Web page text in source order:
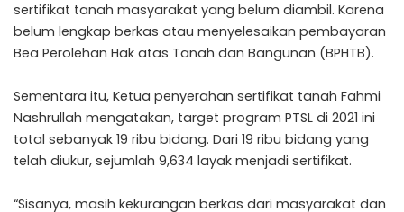
sertifikat tanah masyarakat yang belum diambil. Karena
belum lengkap berkas atau menyelesaikan pembayaran
Bea Perolehan Hak atas Tanah dan Bangunan (BPHTB).
Sementara itu, Ketua penyerahan sertifikat tanah Fahmi
Nashrullah mengatakan, target program PTSL di 2021 ini
total sebanyak 19 ribu bidang. Dari 19 ribu bidang yang
telah diukur, sejumlah 9,634 layak menjadi sertifikat.
“Sisanya, masih kekurangan berkas dari masyarakat dan